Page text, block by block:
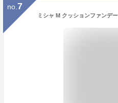
no. 7